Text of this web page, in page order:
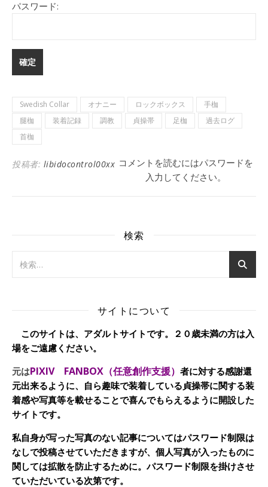
パスワード:
Swedish Collar オナニー ロックボックス
手枷
腿枷
装着記録 調教 貞操帯 足枷
過去ログ
首枷
投稿者: libidocontrol00xx コメントを読むにはパスワードを
入力してください。
検索
サイトについて
このサイトは、アダルトサイトです。２０歳未満の方は入
場をご遠慮ください。
元はPIXIV FANBOX（任意創作支援） 者に対する感謝還
元出来るように、自ら趣味で装着している貞操帯に関する装
着感や写真等を載せることで喜んでもらえるように開設した
サイトです。
私自身が写った写真のない記事についてはパスワード制限は
なしで投稿させていただきますが、個人写真が入ったものに
関しては拡散を防止するために。パスワード制限を掛けさせ
ていただいている次第です。